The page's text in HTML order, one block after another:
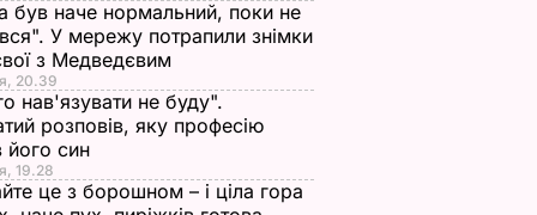
був наче нормальний, поки не
У мережу потрапили знімки
з Медведєвим
20.39
нав'язувати не буду".
розповів, яку професію
його син
19.28
це з борошном – і ціла гора